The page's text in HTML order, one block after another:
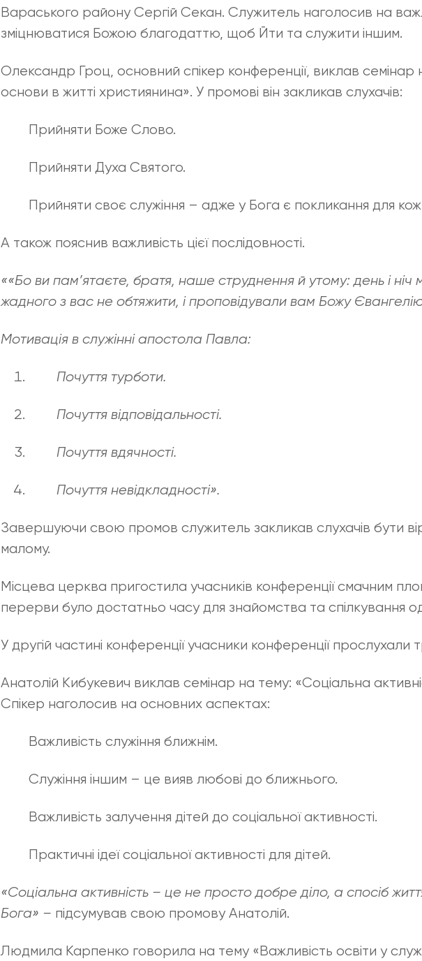
Вараського району Сергій Секан. Служитель наголосив на
зміцнюватися Божою благодаттю, щоб Йти та служити іншим.
Олександр Гроц, основний спікер конференції, виклав семінар
основи в житті християнина». У промові він закликав слухачів:
Прийняти Боже Слово.
Прийняти Духа Святого.
Прийняти своє служіння – адже у Бога є покликання для
А також пояснив важливість цієї послідовності.
««Бо ви пам’ятаєте, братя, наше струднення й утому: день і
жадного з вас не обтяжити, і проповідували вам Божу
Мотивація в служінні апостола Павла:
Почуття турботи.
Почуття відповідальності.
Почуття вдячності.
Почуття невідкладності».
Завершуючи свою промов служитель закликав слухачів бути
малому.
Місцева церква пригостила учасників конференції смачним
перерви було достатньо часу для знайомства та спілкування
У другій частині конференції учасники конференції прослухали
Анатолій Кибукевич виклав семінар на тему: «Соціальна
Спікер наголосив на основних аспектах:
Важливість служіння ближнім.
Служіння іншим – це вияв любові до ближнього.
Важливість залучення дітей до соціальної активності.
Практичні ідеї соціальної активності для дітей.
«Соціальна активність – це не просто добре діло, а спосіб
Бога» – підсумував свою промову Анатолій.
Людмила Карпенко говорила на тему «Важливість освіти у